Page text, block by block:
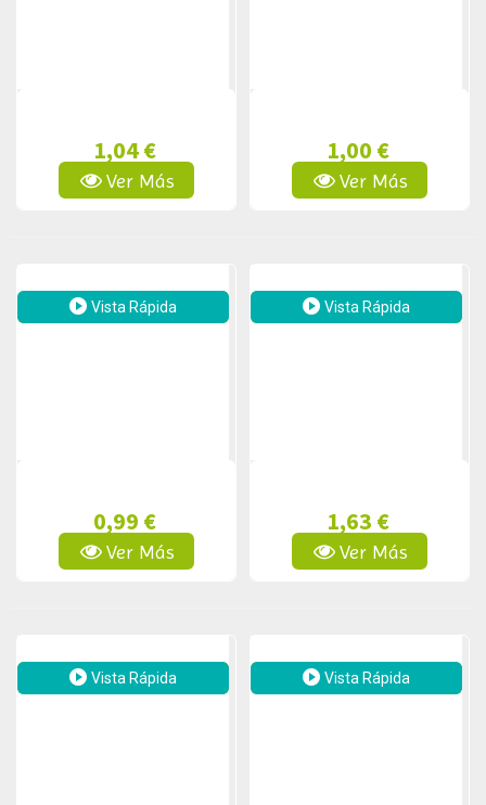
1,04 €
Ver Más
1,00 €
Ver Más
Vista Rápida
0,99 €
Ver Más
Vista Rápida
1,63 €
Ver Más
Vista Rápida Vista Rápida